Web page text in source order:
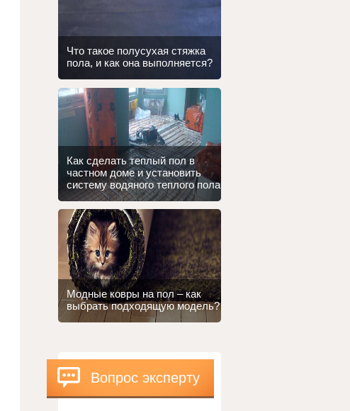
Что такое полусухая стяжка
пола, и как она выполняется?
Как сделать теплый пол в
частном доме и установить
систему водяного теплого пола
Модные ковры на пол – как
выбрать подходящую модель?
Вопрос эксперту